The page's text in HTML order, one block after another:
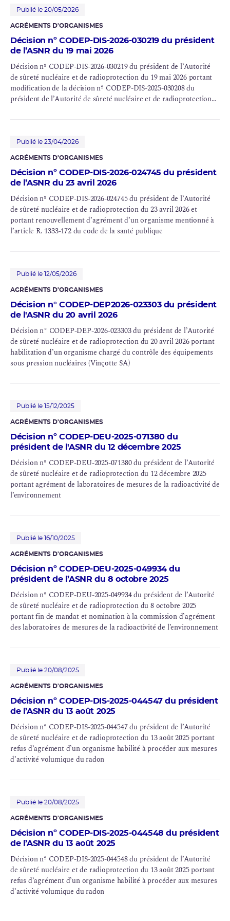
Publié le 20/05/2026
AGRÉMENTS D'ORGANISMES
Décision nº CODEP-DIS-2026-030219 du président
de l’ASNR du 19 mai 2026
Décision nº CODEP-DIS-2026-030219 du président de l’Autorité
de sûreté nucléaire et de radioprotection du 19 mai 2026 portant
modification de la décision nº CODEP-DIS-2025-030208 du
président de l’Autorité de sûreté nucléaire et de radioprotection
Publié le 23/04/2026
AGRÉMENTS D'ORGANISMES
Décision nº CODEP-DIS-2026-024745 du président
de l’ASNR du 23 avril 2026
Décision nº CODEP-DIS-2026-024745 du président de l’Autorité
de sûreté nucléaire et de radioprotection du 23 avril 2026 et
portant renouvellement d’agrément d’un organisme mentionné à
l’article R. 1333-172 du code de la santé publique
Publié le 12/05/2026
AGRÉMENTS D'ORGANISMES
Décision n° CODEP-DEP2026-023303 du président
de l'ASNR du 20 avril 2026
Décision n° CODEP-DEP-2026-023303 du président de l’Autorité
de sûreté nucléaire et de radioprotection du 20 avril 2026 portant
habilitation d’un organisme chargé du contrôle des équipements
sous pression nucléaires (Vinçotte SA)
Publié le 15/12/2025
AGRÉMENTS D'ORGANISMES
Décision nº CODEP-DEU-2025-071380 du
président de l'ASNR du 12 décembre 2025
Décision nº CODEP-DEU-2025-071380 du président de l’Autorité
de sûreté nucléaire et de radioprotection du 12 décembre 2025
portant agrément de laboratoires de mesures de la radioactivité de
l’environnement
Publié le 16/10/2025
AGRÉMENTS D'ORGANISMES
Décision nº CODEP-DEU-2025-049934 du
président de l’ASNR du 8 octobre 2025
Décision nº CODEP-DEU-2025-049934 du président de l’Autorité
de sûreté nucléaire et de radioprotection du 8 octobre 2025
portant fin de mandat et nomination à la commission d’agrément
des laboratoires de mesures de la radioactivité de l’environnement
Publié le 20/08/2025
AGRÉMENTS D'ORGANISMES
Décision nº CODEP-DIS-2025-044547 du président
de l’ASNR du 13 août 2025
Décision nº CODEP-DIS-2025-044547 du président de l’Autorité
de sûreté nucléaire et de radioprotection du 13 août 2025 portant
refus d’agrément d’un organisme habilité à procéder aux mesures
d’activité volumique du radon
Publié le 20/08/2025
AGRÉMENTS D'ORGANISMES
Décision nº CODEP-DIS-2025-044548 du président
de l’ASNR du 13 août 2025
Décision nº CODEP-DIS-2025-044548 du président de l’Autorité
de sûreté nucléaire et de radioprotection du 13 août 2025 portant
refus d’agrément d’un organisme habilité à procéder aux mesures
d’activité volumique du radon